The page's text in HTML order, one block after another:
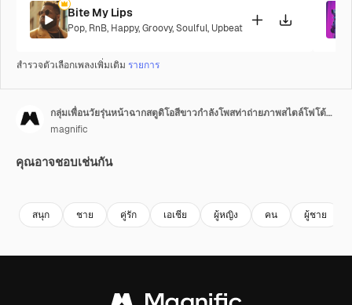
Bite My Lips
Pop, RnB, Happy,Groovy,Soulful, Upbeat
สำรวจตัวเลือกเพลงเพิ่มเติม รายการ
กลุ่มเพื่อนวัยรุ่นหน้าฉากสตูดิโอสีขาวกำลังโพสท่าถ่ายภาพสไตล์โฟโต้บูธ 4
magnific
คุณอาจชอบเช่นกัน
สนุก ชาย คู่รัก เอเชีย ผู้หญิง คน ผู้ชาย